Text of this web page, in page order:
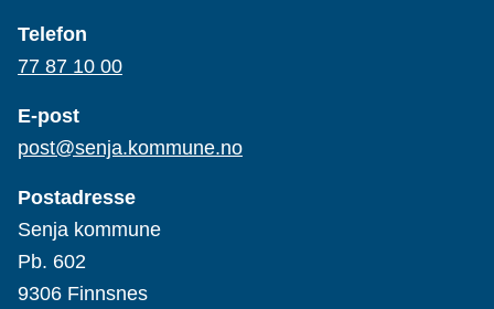
Telefon
77 87 10 00
E-post
post@senja.kommune.no
Postadresse
Senja kommune
Pb. 602
9306 Finnsnes